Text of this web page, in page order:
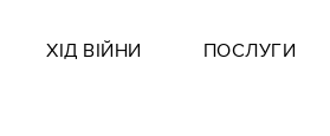
ХІД ВІЙНИ ПОСЛУГИ